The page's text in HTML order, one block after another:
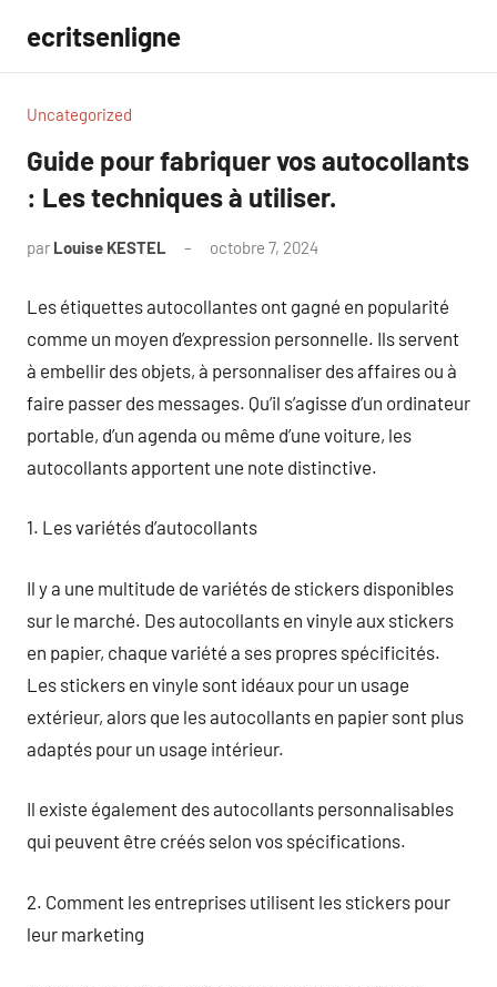
contenu
ecritsenligne
Uncategorized
Guide pour fabriquer vos autocollants
: Les techniques à utiliser.
par Louise KESTEL octobre 7, 2024
Les étiquettes autocollantes ont gagné en popularité
comme un moyen d’expression personnelle. Ils servent
à embellir des objets, à personnaliser des affaires ou à
faire passer des messages. Qu’il s’agisse d’un ordinateur
portable, d’un agenda ou même d’une voiture, les
autocollants apportent une note distinctive.
1. Les variétés d’autocollants
Il y a une multitude de variétés de stickers disponibles
sur le marché. Des autocollants en vinyle aux stickers
en papier, chaque variété a ses propres spécificités.
Les stickers en vinyle sont idéaux pour un usage
extérieur, alors que les autocollants en papier sont plus
adaptés pour un usage intérieur.
Il existe également des autocollants personnalisables
qui peuvent être créés selon vos spécifications.
2. Comment les entreprises utilisent les stickers pour
leur marketing